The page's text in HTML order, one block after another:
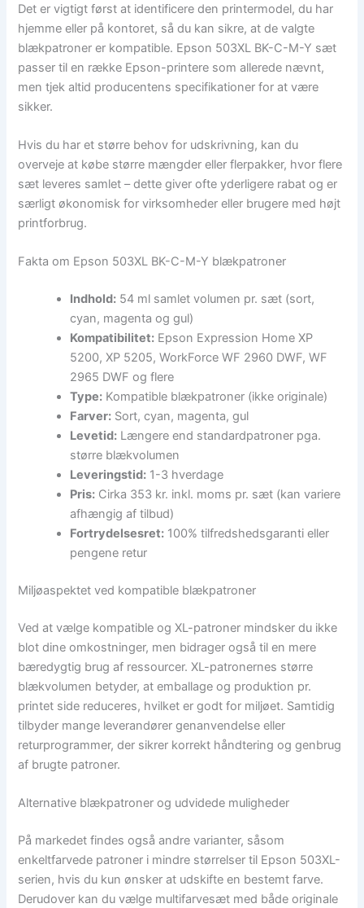
Det er vigtigt først at identificere den printermodel, du har
hjemme eller på kontoret, så du kan sikre, at de valgte
blækpatroner er kompatible. Epson 503XL BK-C-M-Y sæt
passer til en række Epson-printere som allerede nævnt,
men tjek altid producentens specifikationer for at være
sikker.
Hvis du har et større behov for udskrivning, kan du
overveje at købe større mængder eller flerpakker, hvor flere
sæt leveres samlet – dette giver ofte yderligere rabat og er
særligt økonomisk for virksomheder eller brugere med højt
printforbrug.
Fakta om Epson 503XL BK-C-M-Y blækpatroner
Indhold: 54 ml samlet volumen pr. sæt (sort,
cyan, magenta og gul)
Kompatibilitet: Epson Expression Home XP
5200, XP 5205, WorkForce WF 2960 DWF, WF
2965 DWF og flere
Type: Kompatible blækpatroner (ikke originale)
Farver: Sort, cyan, magenta, gul
Levetid: Længere end standardpatroner pga.
større blækvolumen
Leveringstid: 1-3 hverdage
Pris: Cirka 353 kr. inkl. moms pr. sæt (kan variere
afhængig af tilbud)
Fortrydelsesret: 100% tilfredshedsgaranti eller
pengene retur
Miljøaspektet ved kompatible blækpatroner
Ved at vælge kompatible og XL-patroner mindsker du ikke
blot dine omkostninger, men bidrager også til en mere
bæredygtig brug af ressourcer. XL-patronernes større
blækvolumen betyder, at emballage og produktion pr.
printet side reduceres, hvilket er godt for miljøet. Samtidig
tilbyder mange leverandører genanvendelse eller
returprogrammer, der sikrer korrekt håndtering og genbrug
af brugte patroner.
Alternative blækpatroner og udvidede muligheder
På markedet findes også andre varianter, såsom
enkeltfarvede patroner i mindre størrelser til Epson 503XL-
serien, hvis du kun ønsker at udskifte en bestemt farve.
Derudover kan du vælge multifarvesæt med både originale